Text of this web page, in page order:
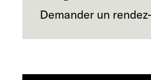
Demander un